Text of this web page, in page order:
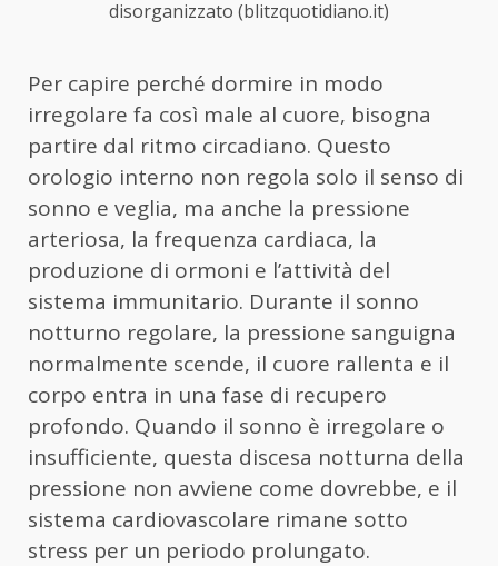
disorganizzato (blitzquotidiano.it)
Per capire perché dormire in modo
irregolare fa così male al cuore, bisogna
partire dal ritmo circadiano. Questo
orologio interno non regola solo il senso di
sonno e veglia, ma anche la pressione
arteriosa, la frequenza cardiaca, la
produzione di ormoni e l’attività del
sistema immunitario. Durante il sonno
notturno regolare, la pressione sanguigna
normalmente scende, il cuore rallenta e il
corpo entra in una fase di recupero
profondo. Quando il sonno è irregolare o
insufficiente, questa discesa notturna della
pressione non avviene come dovrebbe, e il
sistema cardiovascolare rimane sotto
stress per un periodo prolungato.